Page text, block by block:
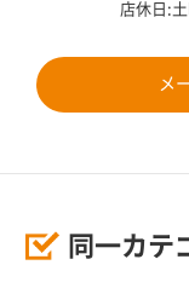
店休日:
メ
同一カテ